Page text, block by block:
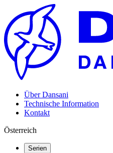
Über Dansani
Technische Information
Kontakt
Österreich
Serien